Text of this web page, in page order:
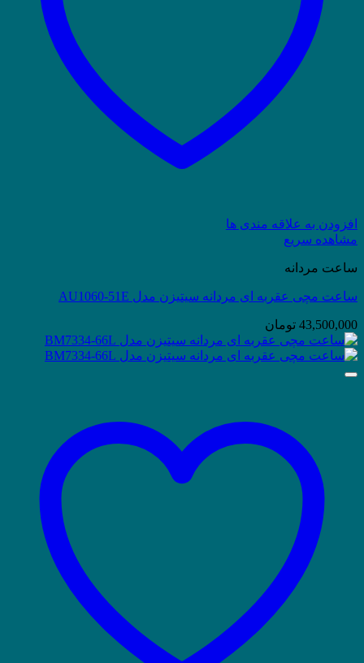
افزودن به علاقه مندی ها
مشاهده سریع
ساعت مردانه
ساعت مچی عقربه ای مردانه سیتیزن مدل AU1060-51E
43,500,000 تومان